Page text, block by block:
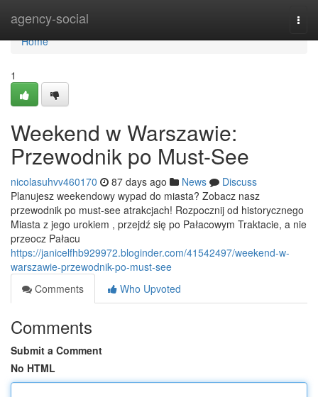
agency-social
Home
Home
1
Weekend w Warszawie:
Przewodnik po Must-See
nicolasuhvv460170 87 days ago News
Discuss
Planujesz weekendowy wypad do miasta? Zobacz nasz
przewodnik po must-see atrakcjach! Rozpocznij od historycznego
Miasta z jego urokiem , przejdź się po Pałacowym Traktacie, a nie
przeocz Pałacu
https://janicelfhb929972.bloginder.com/41542497/weekend-w-
warszawie-przewodnik-po-must-see
Comments
Who Upvoted
Comments
Submit a Comment
No HTML